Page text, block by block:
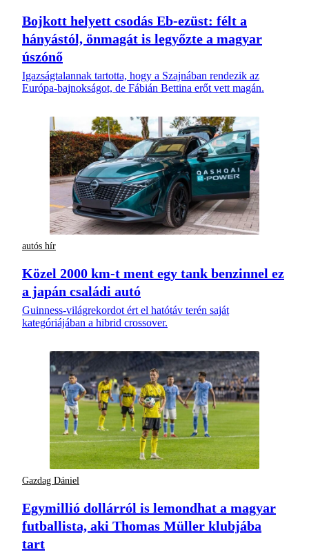
Bojkott helyett csodás Eb-ezüst: félt a
hányástól, önmagát is legyőzte a magyar
úszónő
Igazságtalannak tartotta, hogy a Szajnában rendezik az
Európa-bajnokságot, de Fábián Bettina erőt vett magán.
autós hír
Közel 2000 km-t ment egy tank benzinnel ez
a japán családi autó
Guinness-világrekordot ért el hatótáv terén saját
kategóriájában a hibrid crossover.
Gazdag Dániel
Egymillió dollárról is lemondhat a magyar
futballista, aki Thomas Müller klubjába
tart